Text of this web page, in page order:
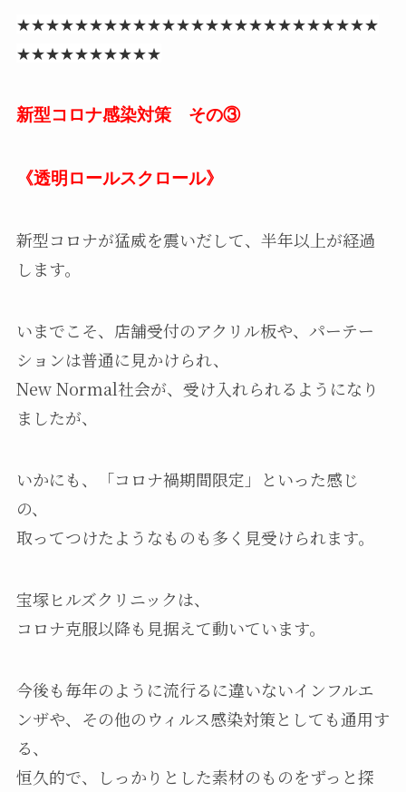
★★★★★★★★★★★★★★★★★★★★★★★★★
★★★★★★★★★★
新型コロナ感染対策 その③
《透明ロールスクロール》
新型コロナが猛威を震いだして、半年以上が経過
します。
いまでこそ、店舗受付のアクリル板や、パーテー
ションは普通に見かけられ、
New Normal社会が、受け入れられるようになり
ましたが、
いかにも、「コロナ禍期間限定」といった感じ
の、
取ってつけたようなものも多く見受けられます。
宝塚ヒルズクリニックは、
コロナ克服以降も見据えて動いています。
今後も毎年のように流行るに違いないインフルエ
ンザや、その他のウィルス感染対策としても通用す
る、
恒久的で、しっかりとした素材のものをずっと探